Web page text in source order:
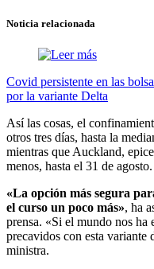
Noticia relacionada
Covid persistente en las
por la variante Delta
Así las cosas, el
otros tres días, hasta la
mientras que Auckland,
menos, hasta el 31 de agosto.
«La opción más segura
el curso un poco más», ha
prensa. «Si el mundo nos ha
precavidos con esta variante
ministra.